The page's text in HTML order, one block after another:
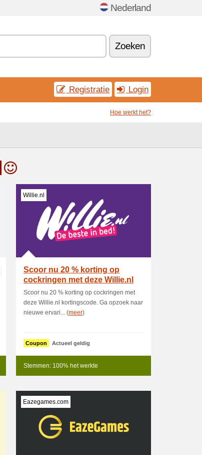
Nederland
Zoeken
Registratie Login
Hoe werkt het?
Willie.nl
Scoor nu 20 % korting op
cockringen met deze Willie.nl
kortin
Scoor nu 20 % korting op cockringen met
deze Willie.nl kortingscode. Ga opzoek naar
nieuwe ervari... (meer)
Coupon Actueel geldig
Stemmen: 100% het werkte
Eazegames.com